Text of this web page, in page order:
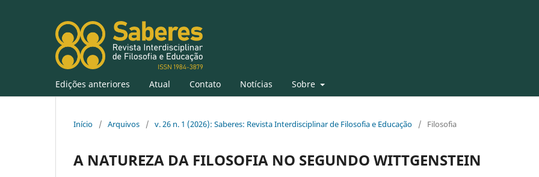
Edições anteriores Atual Contato Notícias Sobre
Início / Arquivos / v. 26 n. 1 (2026): Saberes: Revista Interdisciplinar de Filosofia e Educação / Filosofia
A NATUREZA DA FILOSOFIA NO SEGUNDO WITTGENSTEIN